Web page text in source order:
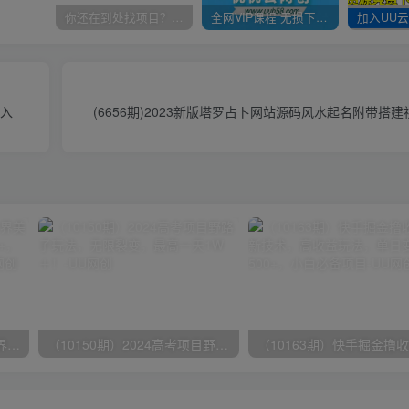
你还在到处找项目？还在当韭菜？我靠卖项目一个月收入5万+，曾经我也是个失败者。 全网VIP课程 无损下载~
(6656期)2023新版塔罗占卜网站源码风水起名附带搭建
（9111期）全网首发魔兽世界美服全自动打金搬砖，日入1000+，简单好操作，保姆级教学 （10150期）2024高考项目野路子玩法，无限裂变，最高一天1W＋！